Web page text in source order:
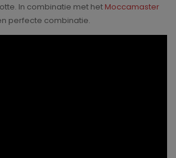
In combinatie met het Moccamaster
perfecte combinatie.